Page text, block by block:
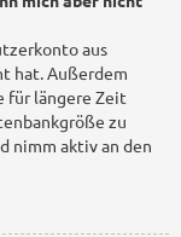
aus
hat. Außerdem
für längere Zeit
zu
nimm aktiv an den